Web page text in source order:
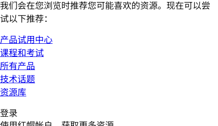
我们会在您浏览时推荐您可能喜欢的资源。现在可以尝
试以下推荐：
产品试用中心
课程和考试
所有产品
技术话题
资源库
登录